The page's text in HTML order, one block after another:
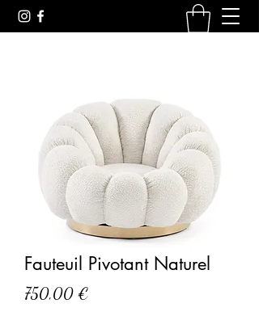
Fauteuil Pivotant Naturel
750,00 €